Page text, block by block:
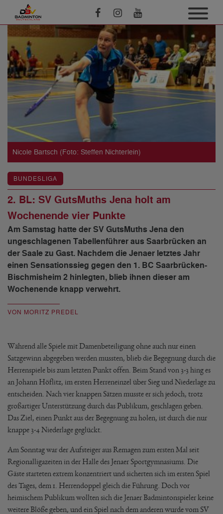
Nicole Bartsch (Foto: Steffen Nichterlein)
BUNDESLIGA
2. BL: SV GutsMuths Jena holt am
Wochenende vier Punkte
Am Samstag hatte der SV GutsMuths Jena den
ungeschlagenen Tabellenführer aus Saarbrücken an
der Saale zu Gast. Nachdem die Jenaer letztes Jahr
einen Sensationssieg gegen den 1. BC Saarbrücken-
Bischmisheim 2 hinlegten, blieb ihnen dieser am
Wochenende knapp verwehrt.
VON MORITZ PREDEL
Während alle Spiele mit Damenbeteiligung ohne auch nur einen
Satzgewinn abgegeben werden mussten, blieb die Begegnung durch die
Herrenspiele bis zum letzten Punkt offen. Beim Stand von 3-3 hing es
an Johann Höflitz, im ersten Herreneinzel über Sieg und Niederlage zu
entscheiden. Nach vier knappen Sätzen musste er sich jedoch, trotz
großartiger Unterstützung durch das Publikum, geschlagen geben.
Das Ziel, einen Punkt aus der Begegnung zu holen, ist durch die nur
knappe 3-4 Niederlage geglückt.
Am Sonntag war der Aufsteiger aus Remagen zum ersten Mal seit
Regionalligazeiten in der Halle des Jenaer Sportgymnasiums. Die
Gäste starteten extrem konzentriert und sicherten sich im ersten Spiel
des Tages, dem 1. Herrendoppel gleich die Führung. Doch vor
heimischem Publikum wollten sich die Jenaer Badmintonspieler keine
weitere Blöße geben, und ein Spiel nach dem anderen wurde vom SV